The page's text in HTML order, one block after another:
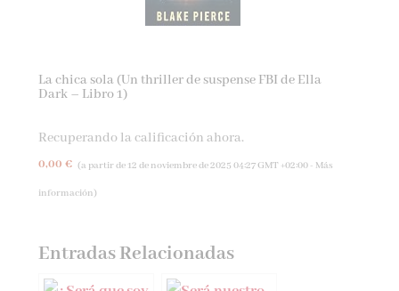
La chica sola (Un thriller de suspense FBI de Ella
Dark – Libro 1)
Recuperando la calificación ahora.
0,00 € (a partir de 12 de noviembre de 2025 04:27 GMT +02:00 - Más
información)
Entradas Relacionadas